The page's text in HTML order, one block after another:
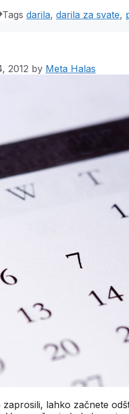
Tags darila, darila za svate,
2012 by Meta Halas
lahko začnete